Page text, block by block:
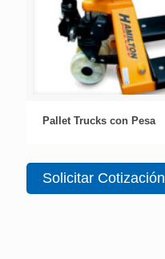
Pallet Trucks con Pesa
Solicitar Cotización